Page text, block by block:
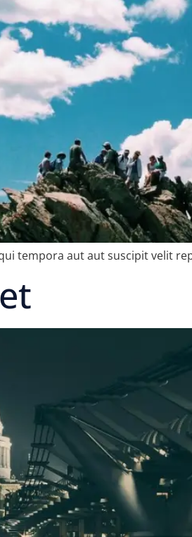
tempora aut aut suscipit velit